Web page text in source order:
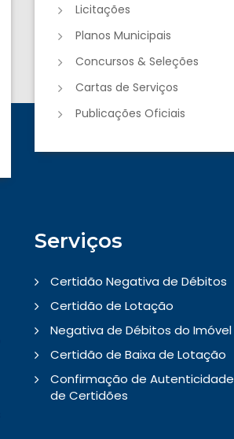
Licitações
Planos Municipais
Concursos & Seleções
Cartas de Serviços
Publicações Oficiais
Serviços
Certidão Negativa de Débitos
Certidão de Lotação
Negativa de Débitos do Imóvel
Certidão de Baixa de Lotação
Confirmação de Autenticidade
de Certidões